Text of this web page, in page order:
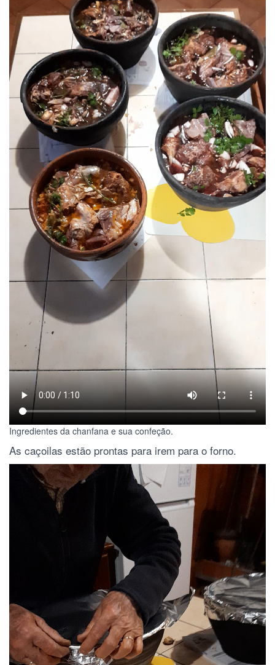
Ingredientes da chanfana e sua confeção.
As caçoilas estão prontas para irem para o forno.